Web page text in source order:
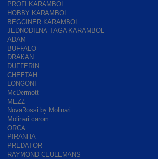
PROFI KARAMBOL
HOBBY KARAMBOL
BEGGINER KARAMBOL
JEDNODÍLNÁ TÁGA KARAMBOL
ADAM
BUFFALO
DRAKAN
DUFFERIN
CHEETAH
LONGONI
McDermott
MEZZ
NovaRossi by Molinari
Molinari carom
ORCA
PIRANHA
PREDATOR
RAYMOND CEULEMANS